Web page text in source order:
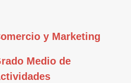
y Marketing
Medio de